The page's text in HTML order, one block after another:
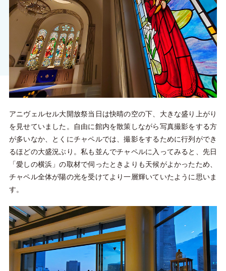
アニヴェルセル大開放祭当日は快晴の空の下、大きな盛り上がり
を見せていました。自由に館内を散策しながら写真撮影をする方
が多いなか、とくにチャペルでは、撮影をするために行列ができ
るほどの大盛況ぶり。私も並んでチャペルに入ってみると、先日
「愛しの横浜」の取材で伺ったときよりも天候がよかったため、
チャペル全体が陽の光を受けてより一層輝いていたように思いま
す。